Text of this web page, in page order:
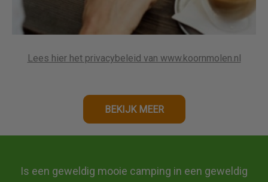
Lees hier het privacybeleid van www.koornmolen.nl
BEKIJK MEER
geweldig
Wát een prachtige omgeving! Echt